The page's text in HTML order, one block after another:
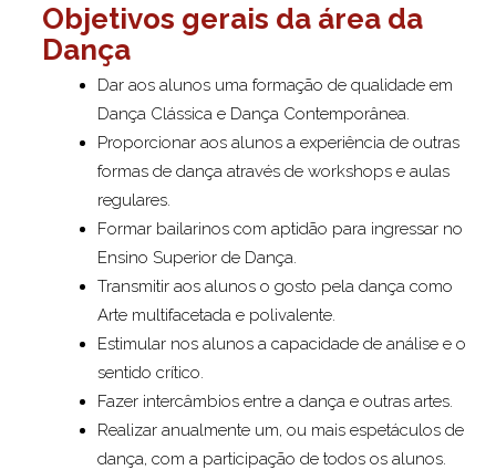
Objetivos gerais da área da
Dança
Dar aos alunos uma formação de qualidade em
Dança Clássica e Dança Contemporânea.
Proporcionar aos alunos a experiência de outras
formas de dança através de workshops e aulas
regulares.
Formar bailarinos com aptidão para ingressar no
Ensino Superior de Dança.
Transmitir aos alunos o gosto pela dança como
Arte multifacetada e polivalente.
Estimular nos alunos a capacidade de análise e o
sentido crítico.
Fazer intercâmbios entre a dança e outras artes.
Realizar anualmente um, ou mais espetáculos de
dança, com a participação de todos os alunos.